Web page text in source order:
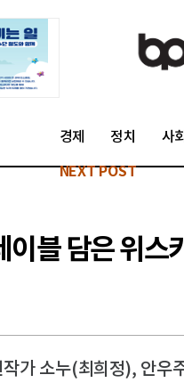
경제 정치 사회
NEXT POST
블 담은 위스
가 소누(최희정), 안우